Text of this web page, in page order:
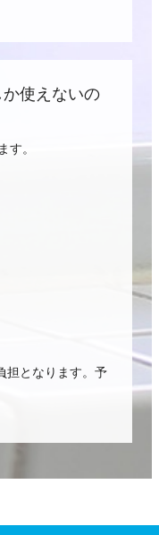
使えないの
す。
担となります。予